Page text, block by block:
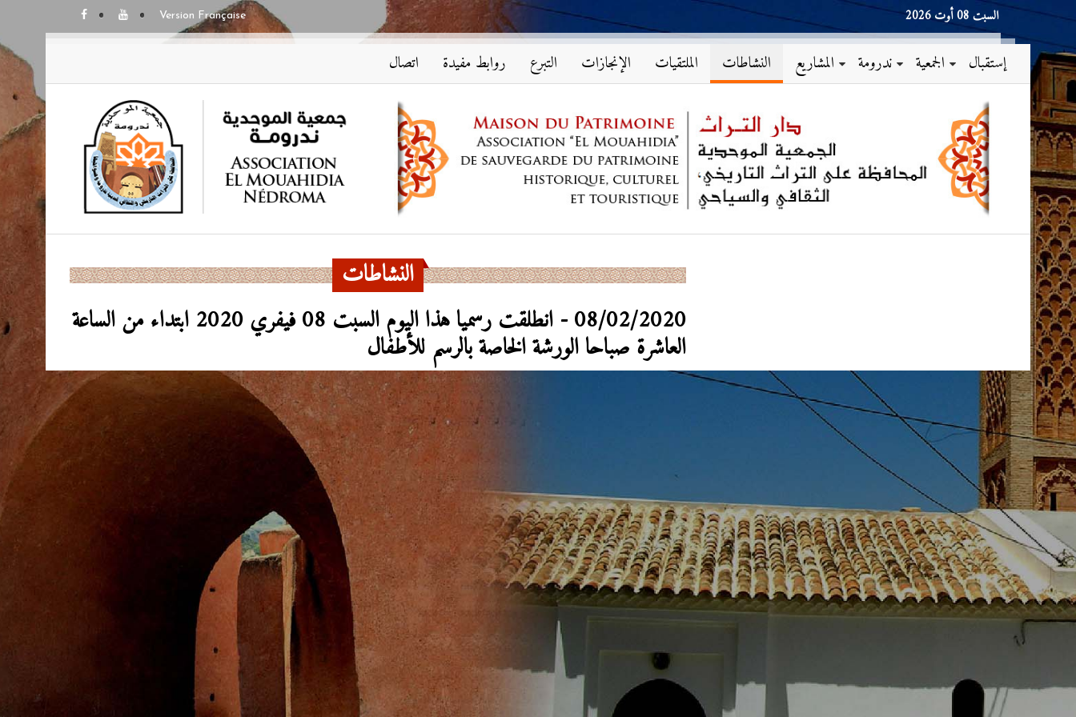
السبت 08 أوت 2026 Version Française
إستقبال الجمعية ندرومة المشاريع النشاطات الملتقيات الإنجازات التبرع روابط مفيدة اتصال
النشاطات
08/02/2020 - انطلقت رسميا هذا اليوم السبت 08 فيفري 2020 ابتداء من الساعة
العاشرة صباحا الورشة الخاصة بالرسم للأطفال